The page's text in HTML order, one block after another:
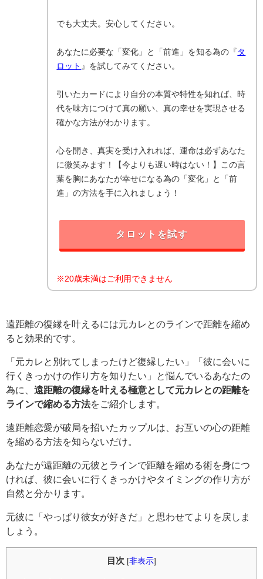
でも大丈夫。安心してください。
あなたに必要な「変化」と「前進」を知る為の『 タ
ロット 』を試してみてください。
引いたカードにより自分の本質や特性を知れば、時
代を味方につけて真の願い、真の幸せを実現させる
確かな方法がわかります。
心を開き、真実を受け入れれば、運命は必ずあなた
に微笑みます！【今よりも遅い時はない！】この言
葉を胸にあなたが幸せになる為の「変化」と「前
進」の方法を手に入れましょう！
タロットを試す
※20歳未満はご利用できません
遠距離の復縁を叶えるには元カレとのラインで距離を縮め
ると効果的です。
「元カレと別れてしまったけど復縁したい」「彼に会いに
行くきっかけの作り方を知りたい」と悩んでいるあなたの
為に、 遠距離の復縁を叶える極意として元カレとの距離を
ラインで縮める方法をご紹介します。
遠距離恋愛が破局を招いたカップルは、お互いの心の距離
を縮める方法を知らないだけ。
あなたが遠距離の元彼とラインで距離を縮める術を身につ
ければ、彼に会いに行くきっかけやタイミングの作り方が
自然と分かります。
元彼に「やっぱり彼女が好きだ」と思わせてよりを戻しま
しょう。
目次 [非表示]